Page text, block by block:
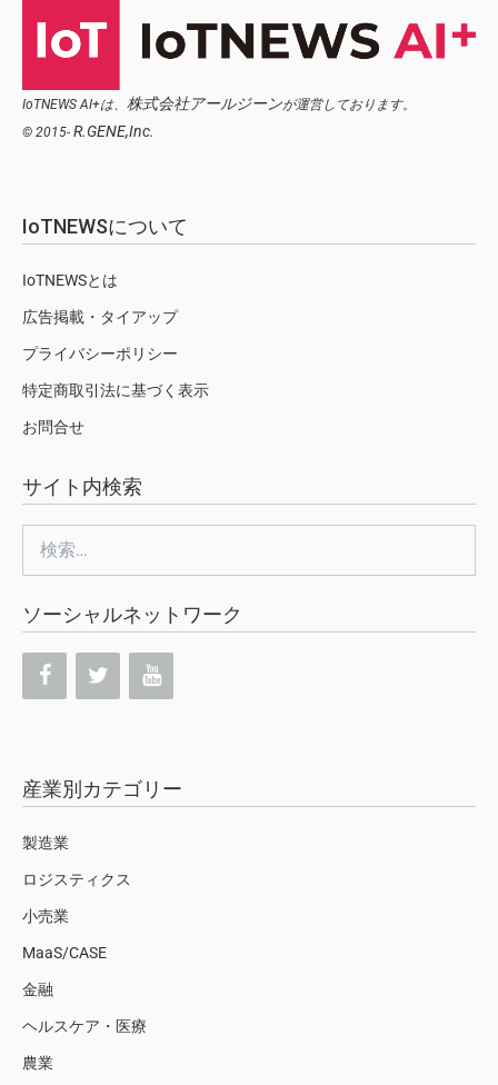
IoTNEWS AI+は、 株式会社アールジーンが運営しております。
© 2015- R.GENE,Inc.
IoTNEWSについて
IoTNEWSとは
広告掲載・タイアップ
プライバシーポリシー
特定商取引法に基づく表示
お問合せ
サイト内検索
索:
ソーシャルネットワーク
産業別カテゴリー
製造業
ロジスティクス
小売業
MaaS/CASE
金融
ヘルスケア・医療
農業